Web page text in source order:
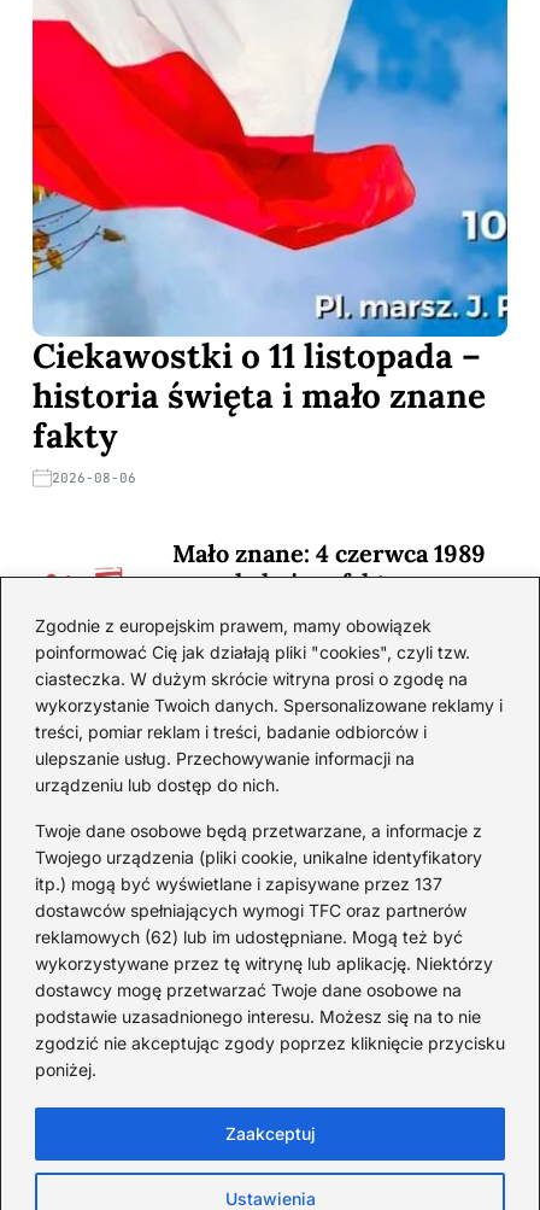
Zgodnie z europejskim prawem, mamy obowiązek
poinformować Cię jak działają pliki "cookies", czyli tzw.
ciasteczka. W dużym skrócie witryna prosi o zgodę na
wykorzystanie Twoich danych. Spersonalizowane reklamy i
treści, pomiar reklam i treści, badanie odbiorców i
ulepszanie usług. Przechowywanie informacji na
urządzeniu lub dostęp do nich.
Twoje dane osobowe będą przetwarzane, a informacje z
Twojego urządzenia (pliki cookie, unikalne identyfikatory
itp.) mogą być wyświetlane i zapisywane przez 137
dostawców spełniających wymogi TFC oraz partnerów
reklamowych (62) lub im udostępniane. Mogą też być
wykorzystywane przez tę witrynę lub aplikację. Niektórzy
dostawcy mogę przetwarzać Twoje dane osobowe na
podstawie uzasadnionego interesu. Możesz się na to nie
zgodzić nie akceptując zgody poprzez kliknięcie przycisku
poniżej.
Ustawienia
Zaakceptuj
Ciekawostki o 11 listopada –
historia święta i mało znane
fakty
2026-08-06
Mało znane: 4 czerwca 1989
— zaskakujące fakty
2026-08-03
Ciekawostki o 1. wojnie
światowej — mało znane
fakty i historie
2026-08-02
Zaskakujące ciekawostki o
Krzysztofie Kolumbie
2026-07-20
Mało znane ciekawostki o
Wisławie Szymborskiej
2026-07-16
Zaskakujące ciekawostki o
2026-07-15